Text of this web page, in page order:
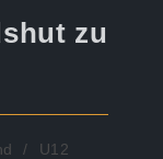
zu
/ U12